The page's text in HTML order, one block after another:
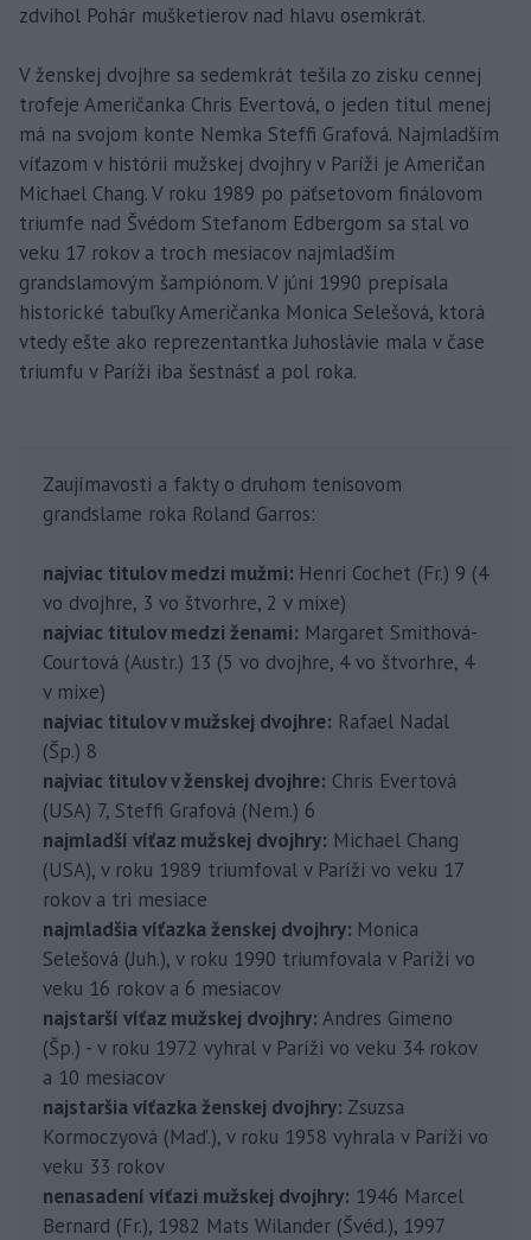
zdvihol Pohár mušketierov nad hlavu osemkrát.
V ženskej dvojhre sa sedemkrát tešila zo zisku cennej
trofeje Američanka Chris Evertová, o jeden titul menej
má na svojom konte Nemka Steffi Grafová. Najmladším
víťazom v histórii mužskej dvojhry v Paríži je Američan
Michael Chang. V roku 1989 po päťsetovom finálovom
triumfe nad Švédom Stefanom Edbergom sa stal vo
veku 17 rokov a troch mesiacov najmladším
grandslamovým šampiónom. V júni 1990 prepísala
historické tabuľky Američanka Monica Selešová, ktorá
vtedy ešte ako reprezentantka Juhoslávie mala v čase
triumfu v Paríži iba šestnásť a pol roka.
Zaujímavosti a fakty o druhom tenisovom
grandslame roka Roland Garros:
najviac titulov medzi mužmi: Henri Cochet (Fr.) 9 (4
vo dvojhre, 3 vo štvorhre, 2 v mixe)
najviac titulov medzi ženami: Margaret Smithová-
Courtová (Austr.) 13 (5 vo dvojhre, 4 vo štvorhre, 4
v mixe)
najviac titulov v mužskej dvojhre: Rafael Nadal
(Šp.) 8
najviac titulov v ženskej dvojhre: Chris Evertová
(USA) 7, Steffi Grafová (Nem.) 6
najmladší víťaz mužskej dvojhry: Michael Chang
(USA), v roku 1989 triumfoval v Paríži vo veku 17
rokov a tri mesiace
najmladšia víťazka ženskej dvojhry: Monica
Selešová (Juh.), v roku 1990 triumfovala v Paríži vo
veku 16 rokov a 6 mesiacov
najstarší víťaz mužskej dvojhry: Andres Gimeno
(Šp.) - v roku 1972 vyhral v Paríži vo veku 34 rokov
a 10 mesiacov
najstaršia víťazka ženskej dvojhry: Zsuzsa
Kormoczyová (Maď.), v roku 1958 vyhrala v Paríži vo
veku 33 rokov
nenasadení víťazi mužskej dvojhry: 1946 Marcel
Bernard (Fr.), 1982 Mats Wilander (Švéd.), 1997